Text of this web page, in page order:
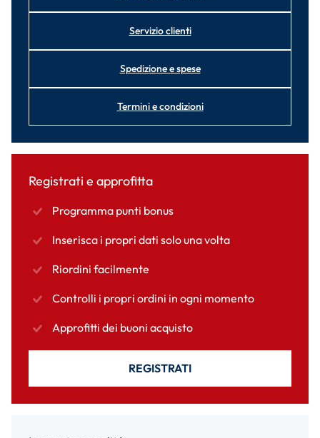
Servizio clienti
Spedizione e spese
Termini e condizioni
Registrati e approfitta
Programma punti bonus
Inserisca i propri dati solo una volta
Riordini facilmente
Controlli i propri ordini in ogni momento
Approfitti dei buoni acquisto
REGISTRATI